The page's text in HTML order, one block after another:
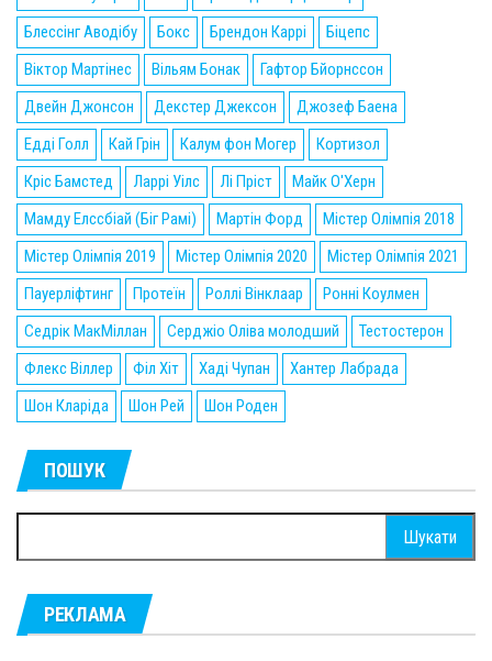
Блессінг Аводібу
Бокс Брендон Каррі
Біцепс
Віктор Мартінес
Вільям Бонак
Гафтор Бйорнссон
Двейн Джонсон
Декстер Джексон
Джозеф Баена
Едді Голл
Кай Грін Калум фон Могер
Кортизол
Кріс Бамстед
Ларрі Уілс Лі Пріст
Майк О'Херн
Мамду Елссбіай (Біг Рамі)
Мартін Форд
Містер Олімпія 2018
Містер Олімпія 2019
Містер Олімпія 2020
Містер Олімпія 2021
Пауерліфтинг
Протеїн Роллі Вінклаар
Ронні Коулмен
Седрік МакМіллан
Серджіо Оліва молодший
Тестостерон
Флекс Віллер
Філ Хіт Хаді Чупан
Хантер Лабрада
Шон Кларіда
Шон Рей Шон Роден
ПОШУК
РЕКЛАМА